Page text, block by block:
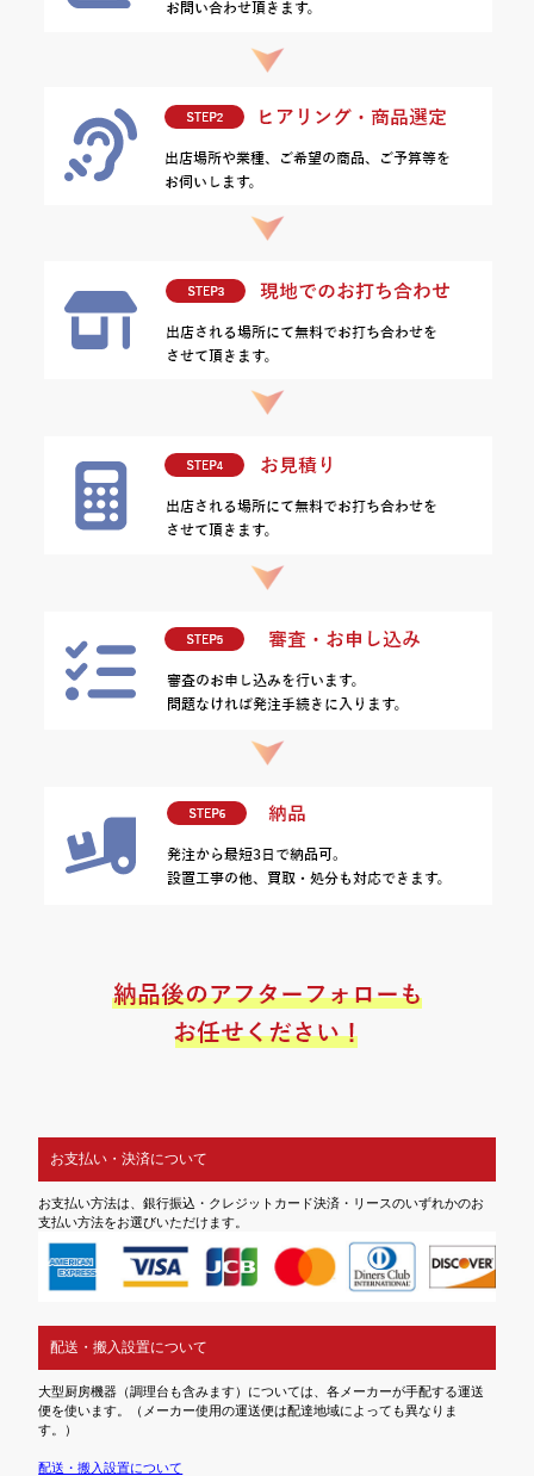
お支払い・決済について
お支払い方法は、銀行振込・クレジットカード決済・リースのいずれかのお
支払い方法をお選びいただけます。
配送・搬入設置について
大型厨房機器（調理台も含みます）については、各メーカーが手配する運送
便を使います。（メーカー使用の運送便は配達地域によっても異なりま
す。）
配送・搬入設置について